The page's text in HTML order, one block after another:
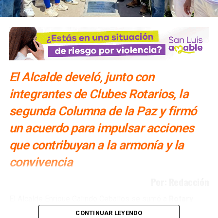
ARTÍCULOS RELACIONADOS:
BALCONES DEL VALLE
VENTA CLANDESTINA
SIGUIENTE
80% de las mujeres potosinas en prisión fueron
NO TE PIERDAS
Estos son los cambios en el Gabinete de Gallardo
El Alcalde develó, junto con
integrantes de Clubes Rotarios, la
segunda Columna de la Paz y firmó
un acuerdo para impulsar acciones
que contribuyan a la armonía y la
convivencia
International y a los Clubes Rotarios de San Luis
CONTINUAR LEYENDO